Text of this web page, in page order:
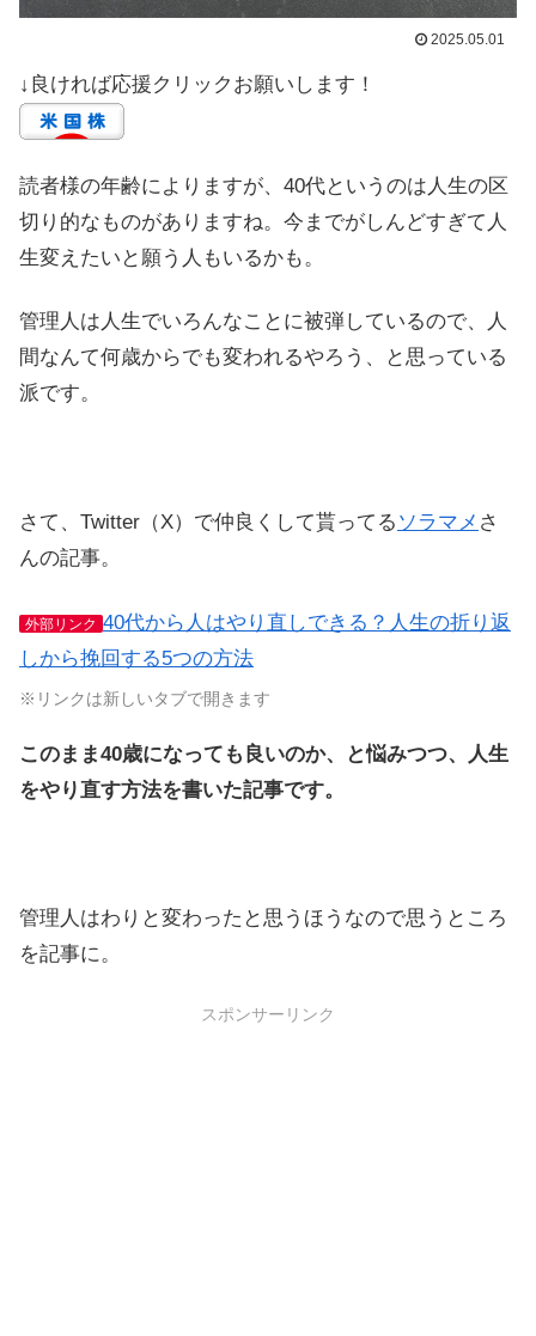
2025.05.01
↓良ければ応援クリックお願いします！
読者様の年齢によりますが、40代というのは人生の区
切り的なものがありますね。今までがしんどすぎて人
生変えたいと願う人もいるかも。
管理人は人生でいろんなことに被弾しているので、人
間なんて何歳からでも変われるやろう、と思っている
派です。
さて、Twitter（X）で仲良くして貰ってる ソラマメ さ
んの記事。
外部リンク 40代から人はやり直しできる？人生の折り返
しから挽回する5つの方法
※リンクは新しいタブで開きます
このまま40歳になっても良いのか、と悩みつつ、人生
をやり直す方法を書いた記事です。
管理人はわりと変わったと思うほうなので思うところ
を記事に。
スポンサーリンク